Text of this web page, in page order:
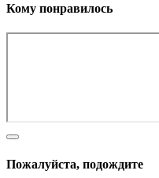
Кому понравилось
Пожалуйста, подождите